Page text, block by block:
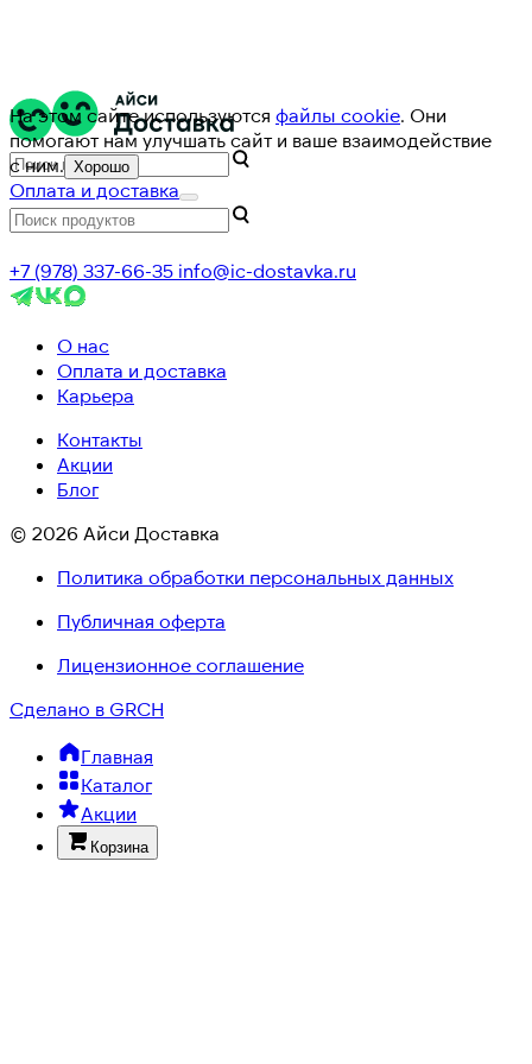
На этом сайте используются файлы cookie. Они
помогают нам улучшать сайт и ваше взаимодействие
с ним. Хорошо
Оплата и доставка
+7 (978) 337-66-35 info@ic-dostavka.ru
О нас
Оплата и доставка
Карьера
Контакты
Акции
Блог
© 2026 Айси Доставка
Политика обработки персональных данных
Публичная оферта
Лицензионное соглашение
Сделано в GRCH
Главная
Каталог
Акции
Корзина